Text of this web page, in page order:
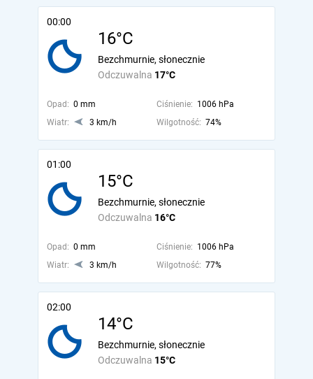
00:00
16°C
Odczuwalna 17°C
Bezchmurnie, słonecznie
Opad: 0 mm Ciśnienie: 1006 hPa
Wiatr:
3 km/h Wilgotność: 74%
01:00
15°C
Odczuwalna 16°C
Bezchmurnie, słonecznie
Opad: 0 mm Ciśnienie: 1006 hPa
Wiatr:
3 km/h Wilgotność: 77%
02:00
14°C
Odczuwalna 15°C
Bezchmurnie, słonecznie